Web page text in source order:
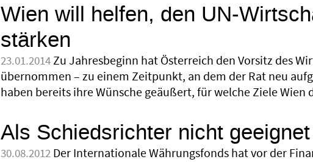
Wien will helfen, den UN-
stärken
23.01.2014 Zu Jahresbeginn hat Österreich den Vorsitz des
übernommen – zu einem Zeitpunkt, an dem der Rat neu
haben bereits ihre Wünsche geäußert, für welche Ziele Wien
Als Schiedsrichter nicht geeignet
30.08.2012 Der Internationale Währungsfonds hat vor der